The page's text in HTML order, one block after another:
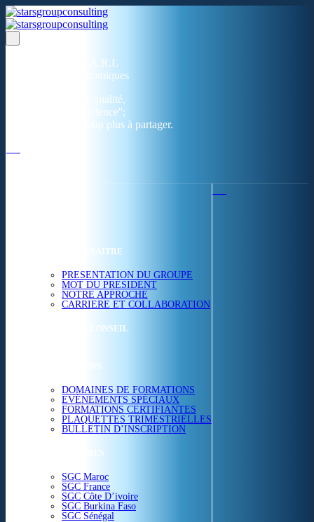
Un réseau de 05 S.A.R.L
dans 03 zones économiques
''Des prestations de qualité,
la garantie de l'excellence'';
Nous avons beaucoup plus à partager.
NOUS CONNAITRE
PRESENTATION DU GROUPE
MOT DU PRESIDENT
NOTRE APPROCHE
CARRIERE ET COLLABORATION
ETUDES & CONSEIL
FORMATIONS
DOMAINES DE FORMATIONS
EVÉNEMENTS SPÉCIAUX
FORMATIONS CERTIFIANTES
PLAQUETTES TRIMESTRIELLES
BULLETIN D’INSCRIPTION
NOS CENTRES
SGC Maroc
SGC France
SGC Côte D’ivoire
SGC Burkina Faso
SGC Sénégal